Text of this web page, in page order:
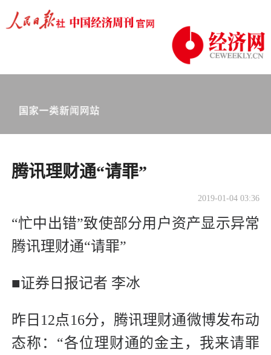
腾讯理财通“请罪”
2019-01-04 03:36
“忙中出错”致使部分用户资产显示异常
腾讯理财通“请罪”
■证券日报记者 李冰
昨日12点16分，腾讯理财通微博发布动
态称：“各位理财通的金主，我来请罪